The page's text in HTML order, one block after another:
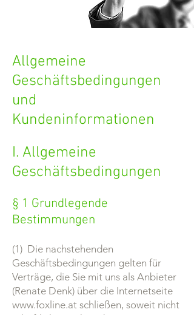
Allgemeine
Geschäftsbedingungen
und
Kundeninformationen
I. Allgemeine
Geschäftsbedingungen
§ 1 Grundlegende
Bestimmungen
(1) Die nachstehenden
Geschäftsbedingungen gelten für
Verträge, die Sie mit uns als Anbieter
(Renate Denk) über die Internetseite
www.foxline.at schließen, soweit nicht